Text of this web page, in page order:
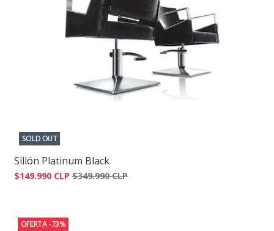
SOLD OUT
Sillón Platinum Black
$149.990 CLP $349.990 CLP
OFERTA -73%